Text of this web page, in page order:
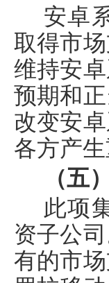
安卓
取得市
维持安
预期和
改变安
各方产生
（五
此项
资子公
有的市